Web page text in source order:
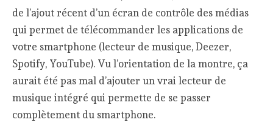
de l’ajout récent d’un écran de contrôle des médias
qui permet de télécommander les applications de
votre smartphone (lecteur de musique, Deezer,
Spotify, YouTube). Vu l’orientation de la montre, ça
aurait été pas mal d’ajouter un vrai lecteur de
musique intégré qui permette de se passer
complètement du smartphone.